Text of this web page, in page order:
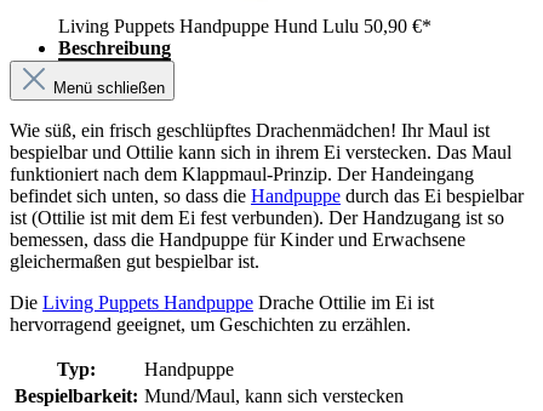
Living Puppets Handpuppe Hund Lulu 50,90 €*
Beschreibung
Menü schließen
Wie süß, ein frisch geschlüpftes Drachenmädchen! Ihr Maul ist
bespielbar und Ottilie kann sich in ihrem Ei verstecken. Das Maul
funktioniert nach dem Klappmaul-Prinzip. Der Handeingang
befindet sich unten, so dass die Handpuppe durch das Ei bespielbar
ist (Ottilie ist mit dem Ei fest verbunden). Der Handzugang ist so
bemessen, dass die Handpuppe für Kinder und Erwachsene
gleichermaßen gut bespielbar ist.
Die Living Puppets Handpuppe Drache Ottilie im Ei ist
hervorragend geeignet, um Geschichten zu erzählen.
Typ:
Handpuppe
Bespielbarkeit: Mund/Maul, kann sich verstecken